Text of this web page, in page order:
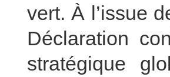
vert. À l’issue
Déclaration
stratégique